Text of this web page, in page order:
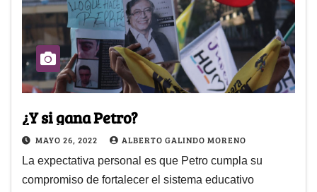
¿Y si gana Petro?
MAYO 26, 2022 ALBERTO GALINDO MORENO
La expectativa personal es que Petro cumpla su
compromiso de fortalecer el sistema educativo